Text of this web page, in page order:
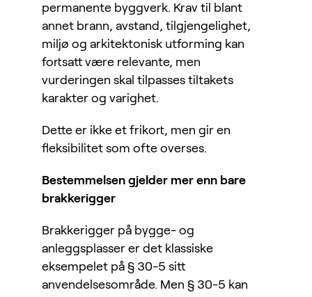
permanente byggverk. Krav til blant
annet brann, avstand, tilgjengelighet,
miljø og arkitektonisk utforming kan
fortsatt være relevante, men
vurderingen skal tilpasses tiltakets
karakter og varighet.
Dette er ikke et frikort, men gir en
fleksibilitet som ofte overses.
Bestemmelsen gjelder mer enn bare
brakkerigger
Brakkerigger på bygge- og
anleggsplasser er det klassiske
eksempelet på § 30-5 sitt
anvendelsesområde. Men § 30-5 kan